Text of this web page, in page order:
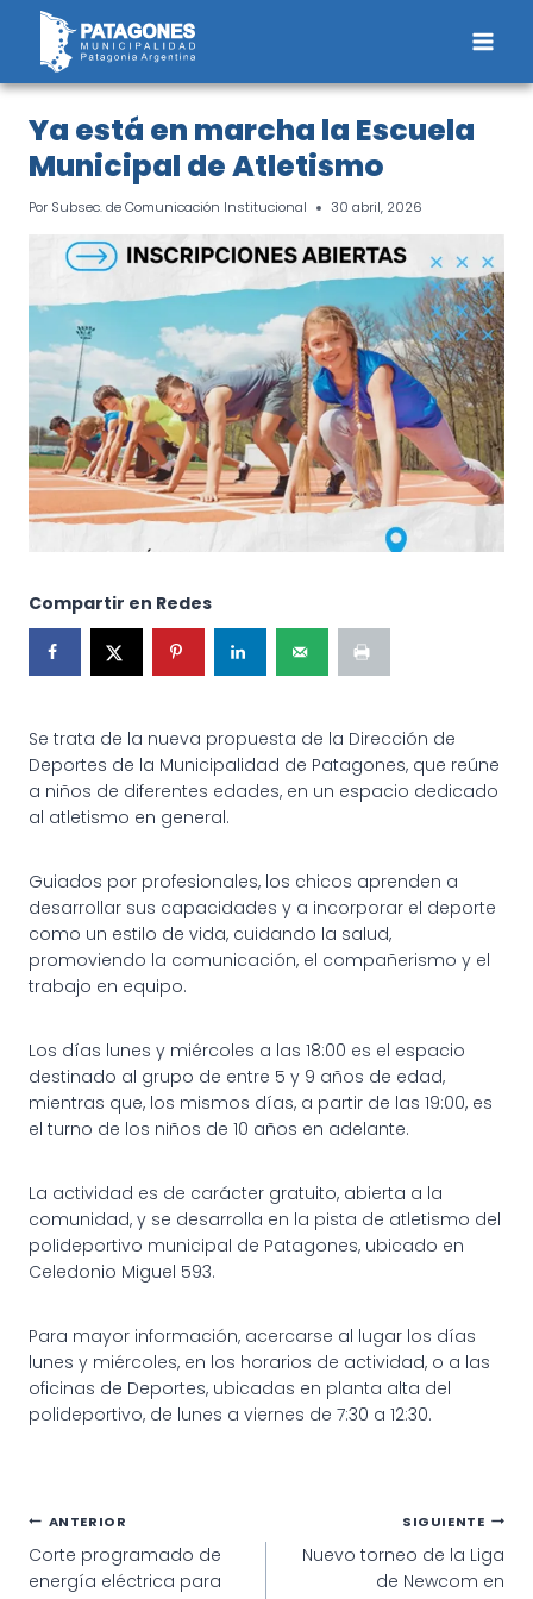
Saltar
contenido
Ya está en marcha la Escuela
Municipal de Atletismo
Por Subsec. de Comunicación Institucional 30 abril, 2026
Compartir en Redes
Se trata de la nueva propuesta de la Dirección de
Deportes de la Municipalidad de Patagones, que reúne
a niños de diferentes edades, en un espacio dedicado
al atletismo en general.
Guiados por profesionales, los chicos aprenden a
desarrollar sus capacidades y a incorporar el deporte
como un estilo de vida, cuidando la salud,
promoviendo la comunicación, el compañerismo y el
trabajo en equipo.
Los días lunes y miércoles a las 18:00 es el espacio
destinado al grupo de entre 5 y 9 años de edad,
mientras que, los mismos días, a partir de las 19:00, es
el turno de los niños de 10 años en adelante.
La actividad es de carácter gratuito, abierta a la
comunidad, y se desarrolla en la pista de atletismo del
polideportivo municipal de Patagones, ubicado en
Celedonio Miguel 593.
Para mayor información, acercarse al lugar los días
lunes y miércoles, en los horarios de actividad, o a las
oficinas de Deportes, ubicadas en planta alta del
polideportivo, de lunes a viernes de 7:30 a 12:30.
Navegación
de
ANTERIOR
Corte programado de
energía eléctrica para
SIGUIENTE
Nuevo torneo de la Liga
de Newcom en